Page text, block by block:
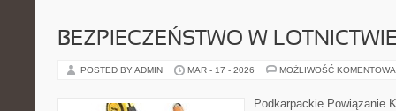
BEZPIECZEŃSTWO W
POSTED BY ADMIN MAR - 17 - 2026 MOŻLIWOŚĆ
Podkarpackie Powiązanie